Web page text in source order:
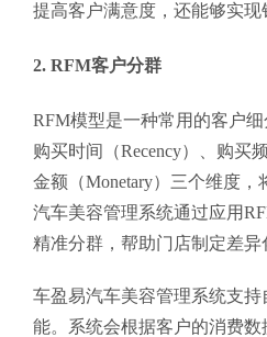
提高客户满意度，还能够实现
2. RFM客户分群
RFM模型是一种常用的客户
购买时间（Recency）、购买
金额（Monetary）三个维度，
汽车美容管理系统通过应用
精准分群，帮助门店制定差异
车盈易汽车美容管理系统支
能。系统会根据客户的消费